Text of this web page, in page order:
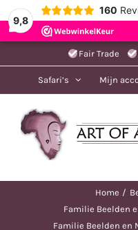
9,8
160
naar
Fair Trade
Safari’s Mijn
Home
Familie Beelden
Familie Beelden en